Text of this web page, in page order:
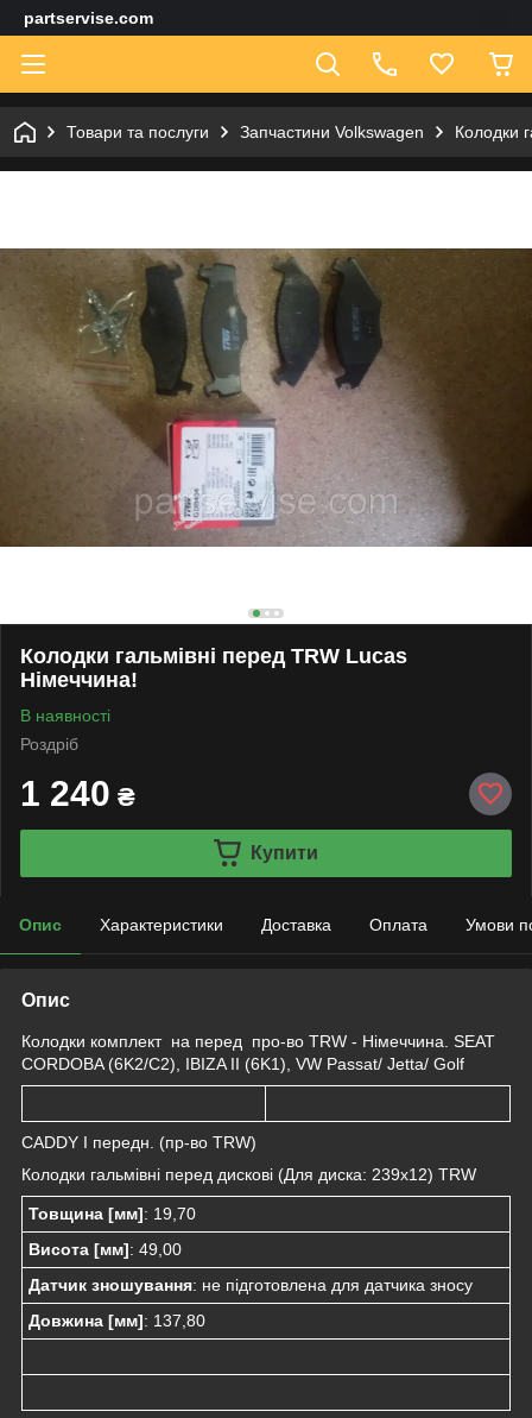
partservise.com
Товари та послуги Запчастини Volkswagen Колодки
Колодки гальмівні перед TRW Lucas
Німеччина!
В наявності
Роздріб
1 240 ₴
Купити
Опис Характеристики Доставка Оплата Умови
Опис
Колодки комплект на перед про-во TRW - Німеччина. SEAT
CORDOBA (6K2/C2), IBIZA II (6K1), VW Passat/ Jetta/ Golf
CADDY I передн. (пр-во TRW)
Колодки гальмівні перед дискові (Для диска: 239х12) TRW
Товщина [мм]: 19,70
Висота [мм]: 49,00
Датчик зношування: не підготовлена для датчика зносу
Довжина [мм]: 137,80